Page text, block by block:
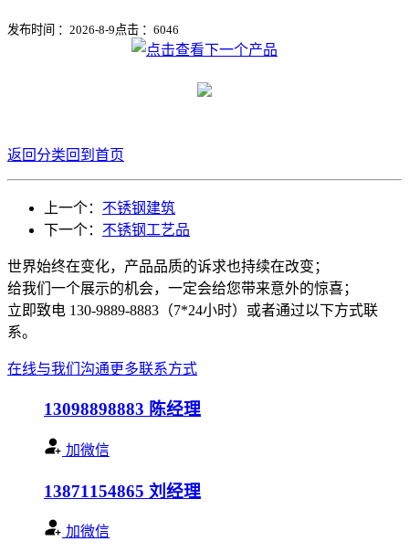
发布时间 ：2026-8-9 点击 ： 6046
返回分类回到首页
上一个： 不锈钢建筑
下一个： 不锈钢工艺品
世界始终在变化，产品品质的诉求也持续在改变；
给我们一个展示的机会，一定会给您带来意外的惊喜；
立即致电 130-9889-8883（7*24小时）或者通过以下方式联
系。
在线与我们沟通更多联系方式
13098898883 陈经理
加微信
13871154865 刘经理
加微信